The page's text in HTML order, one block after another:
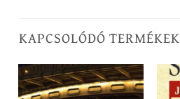
KAPCSOLÓDÓ TERMÉKEK